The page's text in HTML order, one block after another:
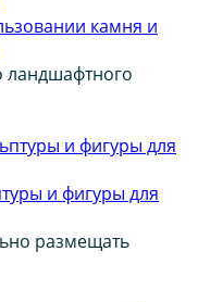
камня и
ландшафтного
и фигуры для
размещать